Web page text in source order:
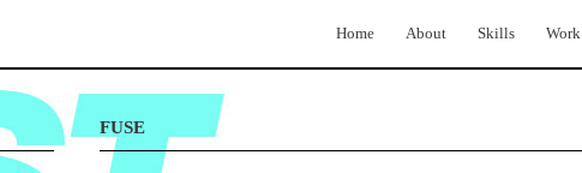
Home About Skills Work
FUSE